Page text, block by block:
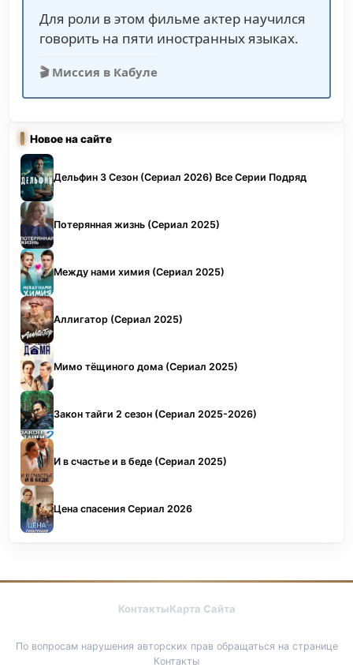
Для роли в этом фильме актер научился
говорить на пяти иностранных языках.
🎬 Миссия в Кабуле
Новое на сайте
Дельфин 3 Сезон (Сериал 2026) Все Серии Подряд
Потерянная жизнь (Сериал 2025)
Между нами химия (Сериал 2025)
Аллигатор (Сериал 2025)
Мимо тёщиного дома (Сериал 2025)
Закон тайги 2 сезон (Сериал 2025-2026)
И в счастье и в беде (Сериал 2025)
Цена спасения Сериал 2026
КонтактыКарта Сайта
По вопросам нарушения авторских прав обращаться на странице
Контакты